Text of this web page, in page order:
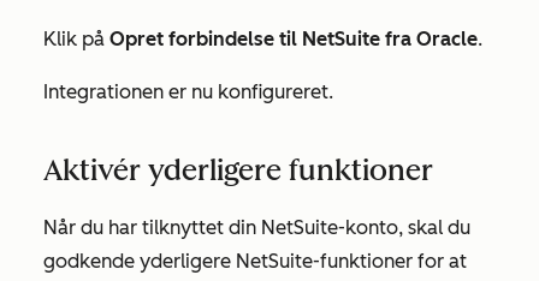
Klik på Opret forbindelse til NetSuite fra Oracle.
Integrationen er nu konfigureret.
Aktivér yderligere funktioner
Når du har tilknyttet din NetSuite-konto, skal du
godkende yderligere NetSuite-funktioner for at